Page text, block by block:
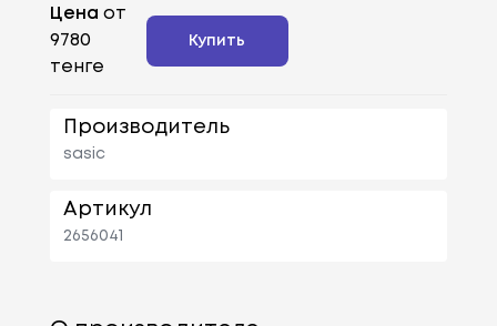
Цена от
9780
тенге
Купить
Производитель
sasic
Артикул
2656041